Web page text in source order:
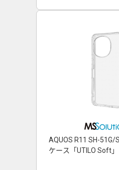
AQUOS R11 SH-51G/
ケース「UTILO Soft